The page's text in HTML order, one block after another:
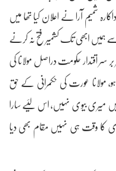
شمیم آرا نے اعلان کیا تھا میں
ابھی تک کشمیر فتح نہ کرنے
سر اقتدار حکومت دراصل مولانا کی
مولانا عورت کی حکمرانی کے حق
میری بیوی نہیں، اس لئیے سارا
کا وقت ہی نہیں مقام بھی دیا